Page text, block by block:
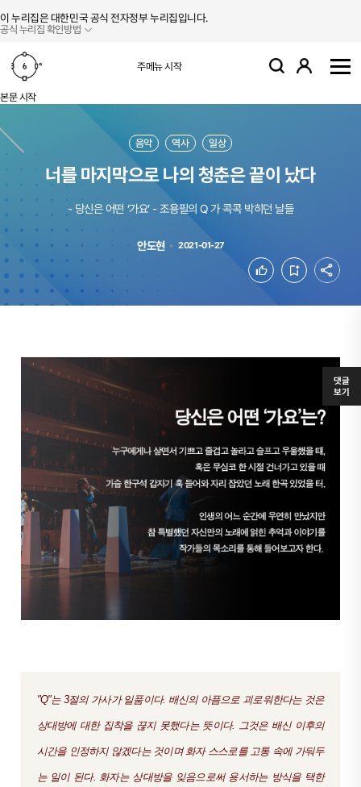
이 누리집은 대한민국 공식 전자정부 누리집입니다.
공식 누리집 확인방법
주메뉴 시작 검색 로그인
본문 시작
음악 역사 일상
너를 마지막으로 나의 청춘은 끝이 났다
- 당신은 어떤 ‘가요’ - 조용필의 Q 가 콕콕 박히던 날들
안도현 2021-01-27
좋아요 북마크
"Q"는 3절의 가사가 일품이다. 배신의 아픔으로 괴로워한다는 것은
상대방에 대한 집착을 끊지 못했다는 뜻이다. 그것은 배신 이후의
시간을 인정하지 않겠다는 것이며 화자 스스로를 고통 속에 가둬두
는 일이 된다. 화자는 상대방을 잊음으로써 용서하는 방식을 택한
댓글
보기